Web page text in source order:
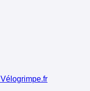
Vélogrimpe.fr